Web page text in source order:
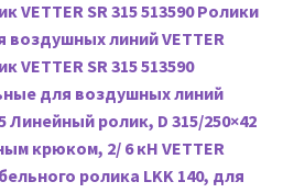
VETTER SR 315 513590 Ролики
воздушных линий VETTER
VETTER SR 315 513590
для воздушных линий
Линейный ролик, D 315/250×42
крюком, 2/ 6 кН VETTER
ролика LKK 140, для